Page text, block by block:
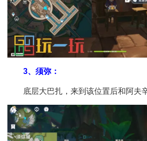
3、须弥：
底层大巴扎，来到该位置后和阿夫